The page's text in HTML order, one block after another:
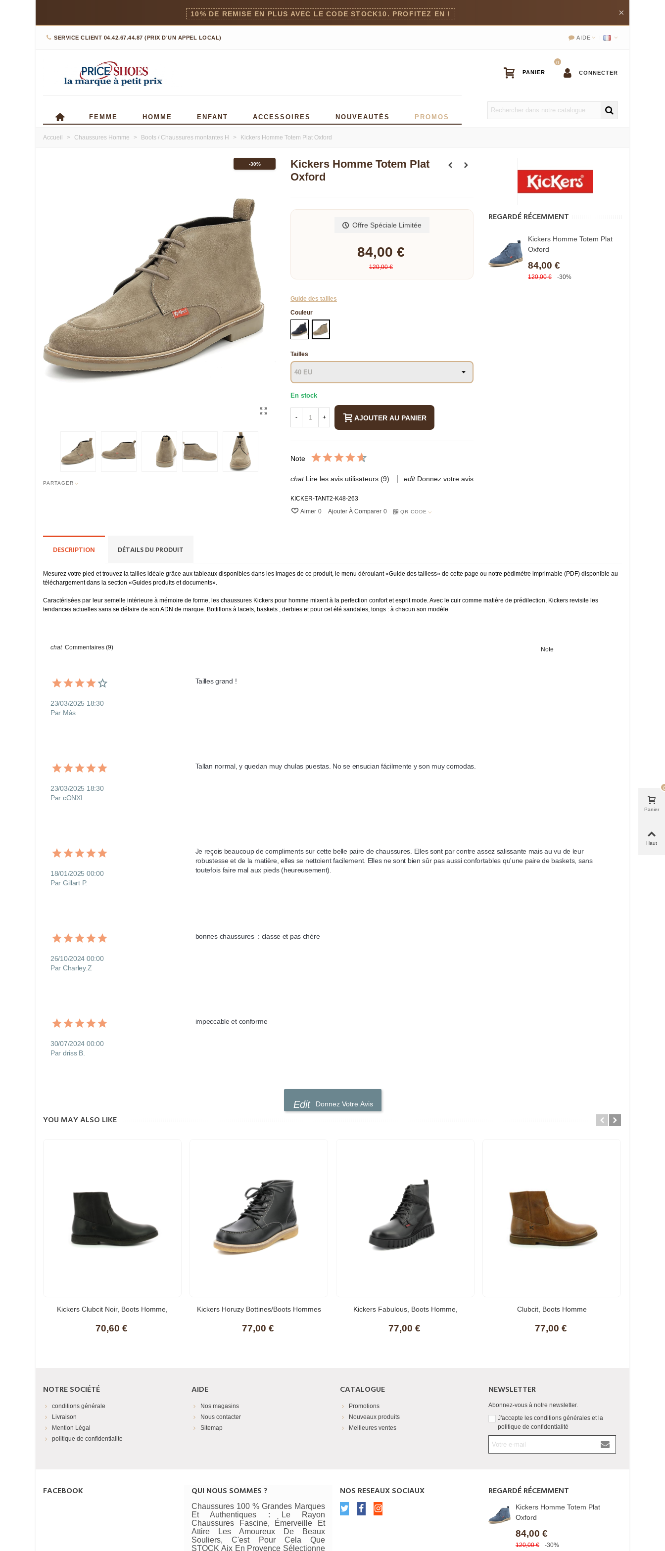
10% DE REMISE EN PLUS AVEC LE CODE STOCK10. PROFITEZ EN ! ×
SERVICE CLIENT 04.42.67.44.87 (PRIX D'UN APPEL LOCAL) AIDE
0
CONNECTER
FEMME HOMME ENFANT ACCESSOIRES NOUVEAUTÉS PROMOS
Accueil > Chaussures Homme > Boots / Chaussures montantes H > Kickers Homme Totem Plat Oxford
-30%
PARTAGER
Kickers Homme Totem Plat
Oxford
Offre Spéciale Limitée
84,00 €
120,00 €
Guide des tailles
Couleur
MARINE
BEIGE
TAUPE
Tailles
En stock
- + AJOUTER AU PANIER
Note
Lire les avis utilisateurs (9) Donnez votre avis
KICKER-TANT2-K48-263
Aimer 0 Ajouter À Comparer 0 QR CODE
REGARDÉ RÉCEMMENT
Kickers Homme Totem Plat
Oxford
84,00 €
120,00 € -30%
DESCRIPTION DÉTAILS DU PRODUIT
Mesurez votre pied et trouvez la tailles idéale grâce aux tableaux disponibles dans les images de ce produit, le menu déroulant «Guide des tailless» de cette page ou notre pédimètre imprimable (PDF) disponible au
téléchargement dans la section «Guides produits et documents».
Caractérisées par leur semelle intérieure à mémoire de forme, les chaussures Kickers pour homme mixent à la perfection confort et esprit mode. Avec le cuir comme matière de prédilection, Kickers revisite les
tendances actuelles sans se défaire de son ADN de marque. Bottillons à lacets, baskets , derbies et pour cet été sandales, tongs : à chacun son modèle
Commentaires (9) Note
23/03/2025 18:30
Par Màs
Tailles grand !
23/03/2025 18:30
Par cONXI
Tallan normal, y quedan muy chulas puestas. No se ensucian fácilmente y son muy comodas.
18/01/2025 00:00
Par Gillart P.
Je reçois beaucoup de compliments sur cette belle paire de chaussures. Elles sont par contre assez salissante mais au vu de leur
robustesse et de la matière, elles se nettoient facilement. Elles ne sont bien sûr pas aussi confortables qu'une paire de baskets, sans
toutefois faire mal aux pieds (heureusement).
26/10/2024 00:00
Par Charley.Z
bonnes chaussures  : classe et pas chère
30/07/2024 00:00
Par driss B.
impeccable et conforme
Donnez Votre Avis
YOU MAY ALSO LIKE
Kickers Clubcit Noir, Boots Homme,
70,60 €
Kickers Horuzy Bottines/Boots Hommes
77,00 €
Kickers Fabulous, Boots Homme,
77,00 €
Clubcit, Boots Homme
77,00 €
NOTRE SOCIÉTÉ
conditions générale
Livraison
Mention Légal
politique de confidentialite
AIDE
Nos magasins
Nous contacter
Sitemap
CATALOGUE
Promotions
Nouveaux produits
Meilleures ventes
NEWSLETTER
Abonnez-vous à notre newsletter.
J'accepte les conditions générales et la
politique de confidentialité
FACEBOOK QUI NOUS SOMMES ?
Chaussures 100 % Grandes Marques
Et Authentiques : Le Rayon
Chaussures Fascine, Émerveille Et
Attire Les Amoureux De Beaux
Souliers, C'est Pour Cela Que
STOCK Aix En Provence Sélectionne
NOS RESEAUX SOCIAUX REGARDÉ RÉCEMMENT
Kickers Homme Totem Plat
Oxford
84,00 €
120,00 € -30%
Panier
Haut